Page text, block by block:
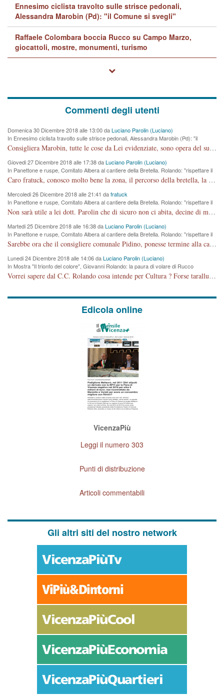
Ennesimo ciclista travolto sulle strisce pedonali,
Alessandra Marobin (Pd): "il Comune si svegli"
Raffaele Colombara boccia Rucco su Campo Marzo,
giocattoli, mostre, monumenti, turismo
Commenti degli utenti
Domenica 30 Dicembre 2018 alle 13:00 daLuciano Parolin (Luciano)
In Ennesimo ciclista travolto sulle strisce pedonali, Alessandra Marobin (Pd): "il
Comune si svegli"
Consigliera Marobin, tutte le cose da Lei evidenziate, sono opera del suo ex Assessore e compagno di Partito Antonio Marco Dalla Pozza Assessore alla "progettazione" di piste ciclabili e altre porcherie. A lui manderei il conto da saldare per incidenti e danni alle persone. E' ora che "finiamola." Avete perso rassegnatevi. qui IL SINDACO RUCCO NON C'ENTRA PER NIENTE. CAPITO!!!!!!!! Amen.
Giovedi 27 Dicembre 2018 alle 17:38 daLuciano Parolin (Luciano)
In Panettone e ruspe, Comitato Albera al cantiere della Bretella. Rolando: "rispettare il
cronoprogramma"
Caro fratuck, conosco molto bene la zona, il percorso della bretella, la situazione dei cittadini, abito in Viale Trento. A partire dal 2003 ho partecipato al Comitato di Maddalene pro bretella, e a riunioni propositive per apportare modifiche al progetto. Numerose mie foto del territorio sono arrivate a Roma, altri miei interventi (non graditi dalla Sx) sono stati pubblicati dal GdV, assieme ad altri come Ciro Asproso, ora favorevole alla bretella. Ho partecipato alla raccolta firme per la chiusura della strada x 5 giorni eseguita dal Sindaco Hullwech per sforamento 180 Micro/g. Pertanto come impegno per la tematica sono apposto con la coscienza. Ora il Progetto è partito, fine! Voglio dire che la nuova Giunta "comunale" non c'entra più. L'opera sarà "malauguratamente" eseguita, ma non con il mio placet. Il Consigliere Comunale dovrebbe capire che la campagna elettorale è finita, con buona pace di tutti. Quello che invece dovrebbe interessare è la proprietà della strada, dall'uscita autostradale Ovest, sino alla Rotatoria dell'Albara, vi sono tre possessori: Autostrade SpA; La Provincia, il Comune. Come la mettiamo per il futuro ? I costi, da 50 sono saliti a 100 milioni di € come dire 20 milioni a KM (!) da non credere. Comunque si farà. Ma nessuno canti Vittoria, anzi meglio non farne un ulteriore fatto "partitico" per questioni elettorali o di seggio. Se mi manda la sua mail, sono disponibile ad inviare i documenti e le foto sopra descritte. Con ossequi, Luciano Parolin
Mercoledi 26 Dicembre 2018 alle 21:41 dafratuck
In Panettone e ruspe, Comitato Albera al cantiere della Bretella. Rolando: "rispettare il
cronoprogramma"
Non sarà utile a lei dott. Parolin che di sicuro non ci abita, decine di migliaia di TIR, automobili e padroncini che passano quotidianamente per una strada appena rotabile, non è più possibile stendere i panni, attraversare la strada senza rischiare la morte, le case stanno crepando, i tempi sono cambiati e la bretella non passerà assolutamente per maddalene (ma cosa sta a dire?!), dia invece responsabilità a chi ha costruito tagliando la strada che doveva invece terminare a isola vicentina e non al moracchino lasciando Motta di Costabissara ancora in panne di traffico. I tempi sono cambiati dottore e se l'anagrafe della vita stagna nell'essere umano impressioni conservatrici, la società non le considera perchè va avanti, si industrializza e ha bisogno di infrastrutture e di sviluppo. Ultima considerazione, se è geloso di Rolando perchè vede in lui solo campagne politiche mentre si difendono i SOLI diritti dei cittadini, la preghiamo faccia considerazioni più appropriate. Saluti e complimenti per i suoi scritti.
Martedi 25 Dicembre 2018 alle 16:38 daLuciano Parolin (Luciano)
In Panettone e ruspe, Comitato Albera al cantiere della Bretella. Rolando: "rispettare il
cronoprogramma"
Sarebbe ora che il consigliere comunale Pidino, ponesse termine alla campagna elettorale nel territorio del suo seggio Villaggio del Sole. La tiraca è iniziata, distruggerà 6 km di prateria ovest della città, ricca di fonti e sorgenti d'acqua. I cittadini di Maddalene non avranno più Pace la notte. Molta colpa per la costruzione di questa Strada è proprio del signor Rolando,dei suoi gazebo mobili e che vuol far passare questa opera VANDALICA come progetto "utile" a chi ? Non è cosa seria sig. Rolando!
Lunedi 24 Dicembre 2018 alle 14:06 daLuciano Parolin (Luciano)
In Mostra "Il trionfo del colore", Giovanni Rolando: la paura di volare di Rucco
Vorrei sapere dal C.C. Rolando cosa intende per Cultura ? Forse tarallucci, vino e sagre, o spaghetti tricolori del PD ? Il continuo (s)parlare della mostra a Palazzo Chiericati caro consigliere DANNEGGIA FORTEMENTE l'immagine della città TUTTA e fa deviare i consensi che in RUSSIA (badi bene ex U.R.S.S.) sono ECCELLENTI. A livello artistico l'evento è di alta Valenza culturale, COMPITO di Tutta la Cittadinanza fare il possibile per propagandare l'iniziativa senza farne UN CASO PARTITICO come fa Lei da sempre. Meno Gazebo + Partecipazione! E così sia. Amen.
Edicola online
VicenzaPiù
Leggi il numero 303
Punti di distribuzione
Articoli commentabili
Gli altri siti del nostro network